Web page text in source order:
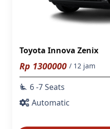
Toyota Innova Zenix
Rp 1300000 / 12 jam
airline_seat_recline_extra 6 -7 Seats
Automatic